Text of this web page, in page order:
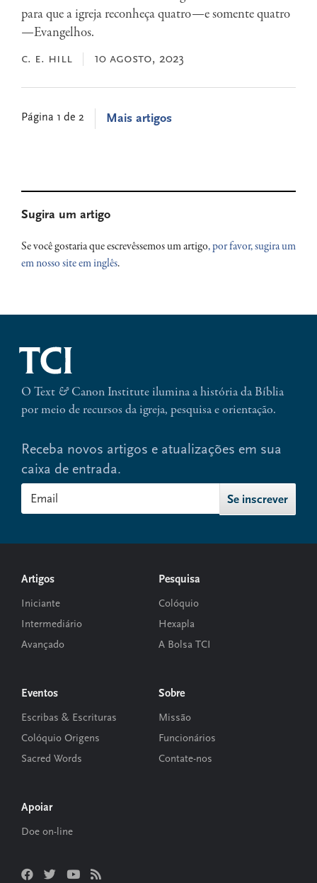
para que a igreja reconheça quatro—e somente quatro
—Evangelhos.
c. e. hill 10 agosto, 2023
Página 1 de 2 Mais artigos
Sidebar
Sugira um artigo
Se você gostaria que escrevêssemos um artigo, por favor, sugira um
em nosso site em inglês.
O Text &Canon Institute ilumina a história da Bíblia
por meio de recursos da igreja, pesquisa e orientação.
Receba novos artigos e atualizações em sua
caixa de entrada.
Footer
Artigos
Iniciante
Intermediário
Avançado
Pesquisa
Colóquio
Hexapla
A Bolsa TCI
Eventos
Escribas & Escrituras
Colóquio Origens
Sacred Words
Sobre
Missão
Funcionários
Contate-nos
Apoiar
Doe on-line